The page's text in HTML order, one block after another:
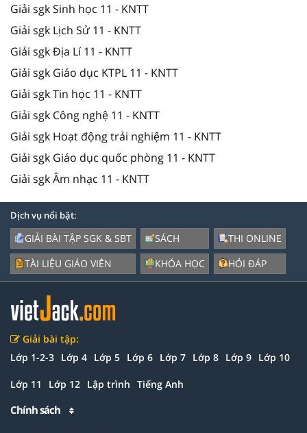
Giải sgk Sinh học 11 - KNTT
Giải sgk Lịch Sử 11 - KNTT
Giải sgk Địa Lí 11 - KNTT
Giải sgk Giáo dục KTPL 11 - KNTT
Giải sgk Tin học 11 - KNTT
Giải sgk Công nghệ 11 - KNTT
Giải sgk Hoạt động trải nghiệm 11 - KNTT
Giải sgk Giáo dục quốc phòng 11 - KNTT
Giải sgk Âm nhạc 11 - KNTT
Dịch vụ nổi bật:
GIẢI BÀI TẬP SGK & SBT
TÀI LIỆU GIÁO VIÊN
SÁCH
KHÓA HỌC
THI ONLINE
HỎI ĐÁP
Giải bài tập:
Lớp 1-2-3 Lớp 4 Lớp 5 Lớp 6 Lớp 7 Lớp 8 Lớp 9 Lớp 10
Lớp 11 Lớp 12 Lập trình Tiếng Anh
Chính sách